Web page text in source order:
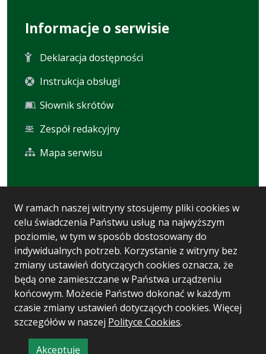
W ramach naszej witryny stosujemy pliki cookies w
celu świadczenia Państwu usług na najwyższym
poziomie, w tym w sposób dostosowany do
indywidualnych potrzeb. Korzystanie z witryny bez
zmiany ustawień dotyczących cookies oznacza, że
będą one zamieszczane w Państwa urządzeniu
końcowym. Możecie Państwo dokonać w każdym
czasie zmiany ustawień dotyczących cookies. Więcej
szczegółów w naszej Polityce Cookies.
Akceptuję
Informacje o serwisie
Deklaracja dostępności
Instrukcja obsługi
Słownik skrótów
Zespół redakcyjny
Mapa serwisu
Statystyki oglądalności
Ostatnio dodane
Polityka prywatności
Wersja systemu: 5.7.0 [93]
Ostatnia aktualizacja BIP: 04.08.2026 10:33